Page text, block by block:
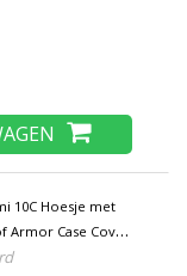
10C Hoesje met
Armor Case Cover